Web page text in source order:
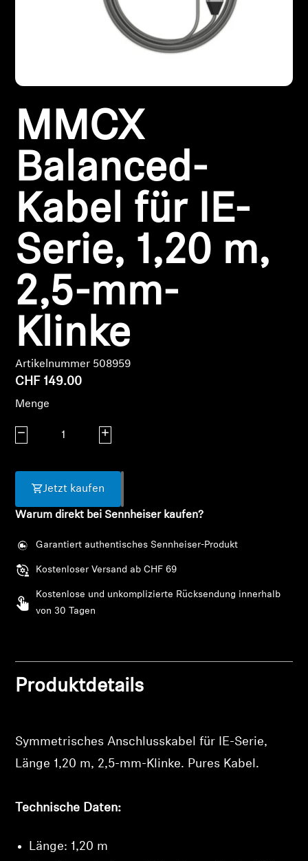
Kopfhörer-Ersatzteile & Zubehör
Hearing
TV-Kopfhörer
Original-Hörteile & Zubehör
Soundbars
AMBEO Soundbars und Subs
AMBEO entdecken
AMBEO Ersatzteile & Zubehör
Entdecken
Innovationen
Klangraum
Support
MMCX
Balanced-
Kabel für IE-
Serie, 1,20 m,
2,5-mm-
Klinke
Artikelnummer 508959
CHF 149.00
Menge
Menge verringern Menge erhöhen
Jetzt kaufen
Warum direkt bei Sennheiser kaufen?
Garantiert authentisches Sennheiser-Produkt
Kostenloser Versand ab CHF 69
Kostenlose und unkomplizierte Rücksendung innerhalb
von 30 Tagen
Produktdetails
Symmetrisches Anschlusskabel für IE-Serie,
Länge 1,20 m, 2,5-mm-Klinke. Pures Kabel.
Technische Daten:
Länge: 1,20 m
Melden Sie sich bei Ihrem Konto an, um